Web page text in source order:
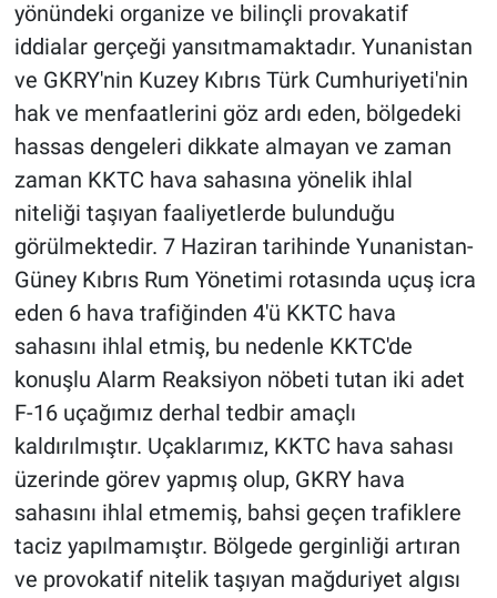
yönündeki organize ve bilinçli provakatif
iddialar gerçeği yansıtmamaktadır. Yunanistan
ve GKRY'nin Kuzey Kıbrıs Türk Cumhuriyeti'nin
hak ve menfaatlerini göz ardı eden, bölgedeki
hassas dengeleri dikkate almayan ve zaman
zaman KKTC hava sahasına yönelik ihlal
niteliği taşıyan faaliyetlerde bulunduğu
görülmektedir. 7 Haziran tarihinde Yunanistan-
Güney Kıbrıs Rum Yönetimi rotasında uçuş icra
eden 6 hava trafiğinden 4'ü KKTC hava
sahasını ihlal etmiş, bu nedenle KKTC'de
konuşlu Alarm Reaksiyon nöbeti tutan iki adet
F-16 uçağımız derhal tedbir amaçlı
kaldırılmıştır. Uçaklarımız, KKTC hava sahası
üzerinde görev yapmış olup, GKRY hava
sahasını ihlal etmemiş, bahsi geçen trafiklere
taciz yapılmamıştır. Bölgede gerginliği artıran
ve provokatif nitelik taşıyan mağduriyet algısı